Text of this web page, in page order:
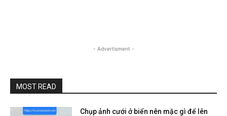
- Advertisment -
MOST READ
Chụp ảnh cưới ở biển nên mặc gì để lên